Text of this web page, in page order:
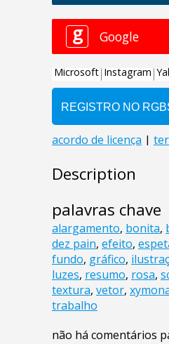
Description
palavras chave
alargamento, bonita,
dez pain, efeito,
fundo, gráfico,
luzes, resumo, rosa,
textura, vetor,
trabalho
não há comentários